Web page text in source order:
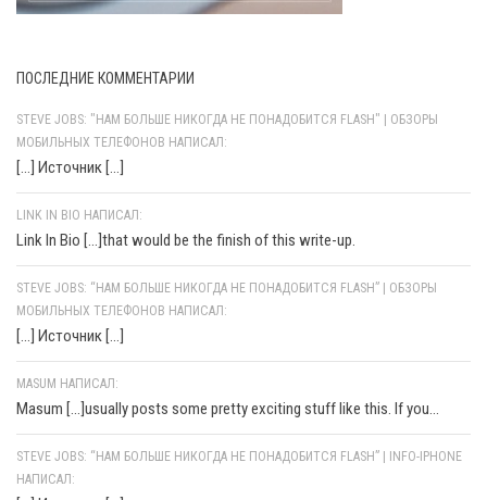
ПОСЛЕДНИЕ КОММЕНТАРИИ
STEVE JOBS: "НАМ БОЛЬШЕ НИКОГДА НЕ ПОНАДОБИТСЯ FLASH" | ОБЗОРЫ
МОБИЛЬНЫХ ТЕЛЕФОНОВ НАПИСАЛ:
[…] Источник […]
LINK IN BIO НАПИСАЛ:
Link In Bio [...]that would be the finish of this write-up.
STEVE JOBS: “НАМ БОЛЬШЕ НИКОГДА НЕ ПОНАДОБИТСЯ FLASH” | ОБЗОРЫ
МОБИЛЬНЫХ ТЕЛЕФОНОВ НАПИСАЛ:
[…] Источник […]
MASUM НАПИСАЛ:
Masum [...]usually posts some pretty exciting stuff like this. If you...
STEVE JOBS: “НАМ БОЛЬШЕ НИКОГДА НЕ ПОНАДОБИТСЯ FLASH” | INFO-IPHONE
НАПИСАЛ: